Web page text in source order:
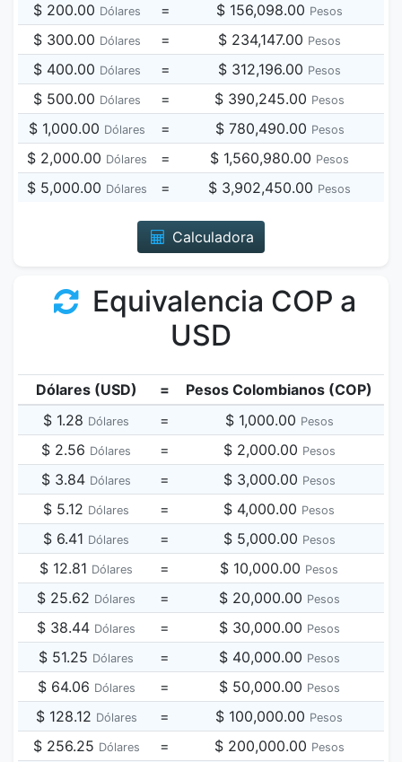
$ 200.00 Dólares = $ 156,098.00 Pesos
$ 300.00 Dólares = $ 234,147.00 Pesos
$ 400.00 Dólares = $ 312,196.00 Pesos
$ 500.00 Dólares = $ 390,245.00 Pesos
$ 1,000.00 Dólares = $ 780,490.00 Pesos
$ 2,000.00 Dólares = $ 1,560,980.00 Pesos
$ 5,000.00 Dólares = $ 3,902,450.00 Pesos
Calculadora
Equivalencia COP a
USD
Dólares (USD) =
Pesos Colombianos (COP)
$ 1.28 Dólares = $ 1,000.00 Pesos
$ 2.56 Dólares = $ 2,000.00 Pesos
$ 3.84 Dólares = $ 3,000.00 Pesos
$ 5.12 Dólares = $ 4,000.00 Pesos
$ 6.41 Dólares = $ 5,000.00 Pesos
$ 12.81 Dólares = $ 10,000.00 Pesos
$ 25.62 Dólares = $ 20,000.00 Pesos
$ 38.44 Dólares = $ 30,000.00 Pesos
$ 51.25 Dólares = $ 40,000.00 Pesos
$ 64.06 Dólares = $ 50,000.00 Pesos
$ 128.12 Dólares = $ 100,000.00 Pesos
$ 256.25 Dólares = $ 200,000.00 Pesos